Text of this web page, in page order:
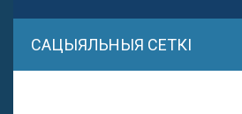
САЦЫЯЛЬНЫЯ СЕТКІ